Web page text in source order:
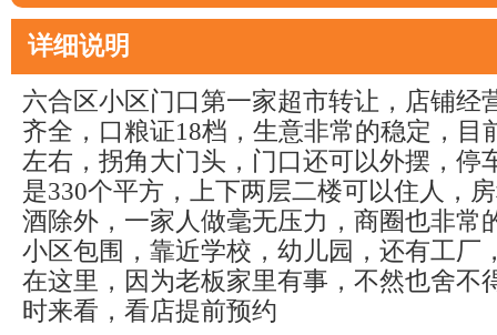
详细说明
六合区小区门口第一家超市转让，店铺经
齐全，口粮证18档，生意非常的稳定，目
左右，拐角大门头，门口还可以外摆，停
是330个平方，上下两层二楼可以住人，
酒除外，一家人做毫无压力，商圈也非常
小区包围，靠近学校，幼儿园，还有工厂
在这里，因为老板家里有事，不然也舍不
时来看，看店提前预约